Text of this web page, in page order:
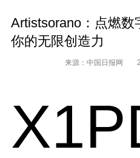
Artistsorano：点燃
你的无限创造力
来源：中国日报网